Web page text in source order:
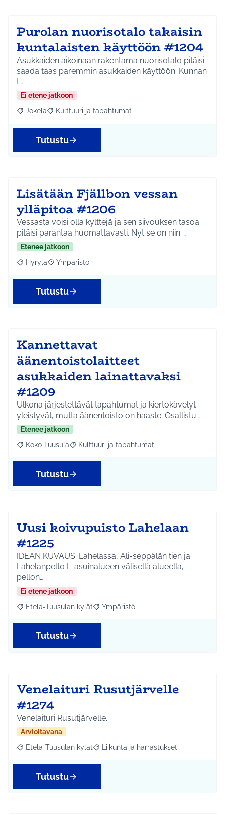
Purolan nuorisotalo takaisin
kuntalaisten käyttöön #1204
Asukkaiden aikoinaan rakentama nuorisotalo pitäisi
saada taas paremmin asukkaiden käyttöön. Kunnan
t…
Ei etene jatkoon
Rajaa tulokset aihepiirin mukaan: Jokela
Jokela Rajaa tulokset teeman mukaan: Kulttuuri ja
Kulttuuri ja tapahtumat
Tutustu
Lisätään Fjällbon vessan
ylläpitoa #1206
Vessasta voisi olla kylttejä ja sen siivouksen tasoa
pitäisi parantaa huomattavasti. Nyt se on niin …
Etenee jatkoon
Rajaa tulokset aihepiirin mukaan: Hyrylä
Hyrylä Rajaa tulokset teeman mukaan: Ympäristö
Ympäristö
Tutustu
Kannettavat
äänentoistolaitteet
asukkaiden lainattavaksi
#1209
Ulkona järjestettävät tapahtumat ja kiertokävelyt
yleistyvät, mutta äänentoisto on haaste. Osallistu…
Etenee jatkoon
Rajaa tulokset aihepiirin mukaan: Koko Tuusula
Koko Tuusula Rajaa tulokset teeman mukaan: Kulttuuri ja
Kulttuuri ja tapahtumat
Tutustu
Uusi koivupuisto Lahelaan
#1225
IDEAN KUVAUS: Lahelassa, Ali-seppälän tien ja
Lahelanpelto I -asuinalueen välisellä alueella,
pellon…
Ei etene jatkoon
Rajaa tulokset aihepiirin mukaan: Etelä-Tuusulan kylät
Etelä-Tuusulan kylät Rajaa tulokset teeman mukaan:
Ympäristö
Tutustu
Venelaituri Rusutjärvelle
#1274
Venelaituri Rusutjärvelle.
Arvioitavana
Rajaa tulokset aihepiirin mukaan: Etelä-Tuusulan kylät
Etelä-Tuusulan kylät Rajaa tulokset teeman mukaan:
Liikunta ja harrastukset
Tutustu